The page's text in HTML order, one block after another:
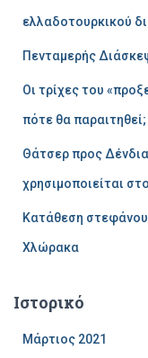
ελλαδοτουρκικού
Πενταμερής
Οι τρίχες του
πότε θα παραιτηθεί;
Θάτσερ προς
χρησιμοποιείται
Κατάθεση στεφάνου
Χλώρακα
Ιστορικό
Μάρτιος 2021